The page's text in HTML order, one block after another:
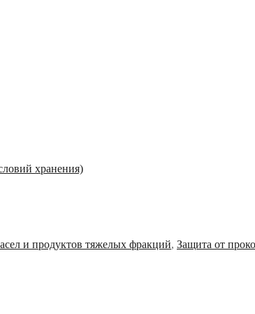
хранения)
и продуктов тяжелых фракций, Защита от